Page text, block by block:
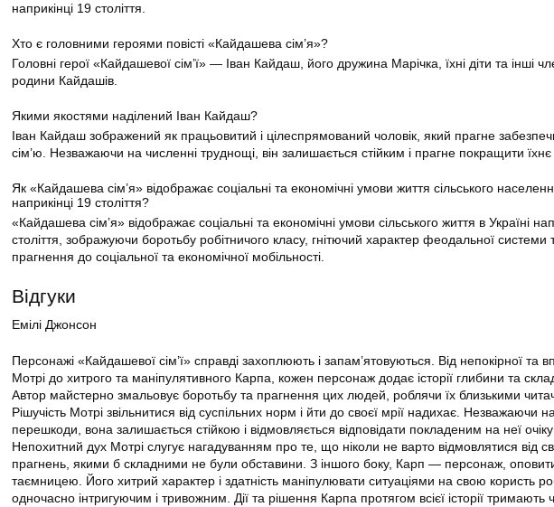
наприкінці 19 століття.
Хто є головними героями повісті «Кайдашева сім’я»?
Головні герої «Кайдашевої сім’ї» — Іван Кайдаш, його дружина Марічка, їхні діти та інші
родини Кайдашів.
Якими якостями наділений Іван Кайдаш?
Іван Кайдаш зображений як працьовитий і цілеспрямований чоловік, який прагне
сім’ю. Незважаючи на численні труднощі, він залишається стійким і прагне покращити їхнє
Як «Кайдашева сім’я» відображає соціальні та економічні умови життя сільського
наприкінці 19 століття?
«Кайдашева сім’я» відображає соціальні та економічні умови сільського життя в Україні
століття, зображуючи боротьбу робітничого класу, гнітючий характер феодальної системи
прагнення до соціальної та економічної мобільності.
Відгуки
Емілі Джонсон
Персонажі «Кайдашевої сім’ї» справді захоплюють і запам’ятовуються. Від непокірної та
Мотрі до хитрого та маніпулятивного Карпа, кожен персонаж додає історії глибини та
Автор майстерно змальовує боротьбу та прагнення цих людей, роблячи їх близькими
Рішучість Мотрі звільнитися від суспільних норм і йти до своєї мрії надихає. Незважаючи
перешкоди, вона залишається стійкою і відмовляється відповідати покладеним на неї
Непохитний дух Мотрі слугує нагадуванням про те, що ніколи не варто відмовлятися від
прагнень, якими б складними не були обставини. З іншого боку, Карп — персонаж,
таємницею. Його хитрий характер і здатність маніпулювати ситуаціями на свою користь
одночасно інтригуючим і тривожним. Дії та рішення Карпа протягом всієї історії тримають